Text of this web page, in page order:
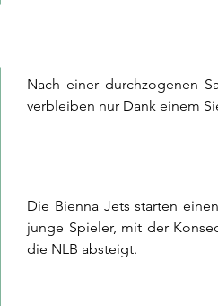
Nach einer durchzogenen
verbleiben nur Dank einem
Die Bienna Jets starten
junge Spieler, mit der
die NLB absteigt.